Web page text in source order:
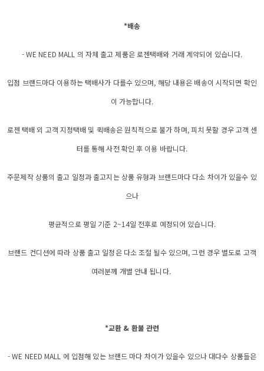
*배송
- WE NEED MALL 의 자체 출고 제품은 로젠택배와 거래 계약되어 있습니다.
입점 브랜드마다 이용하는 택배사가 다를수 있으며, 해당 내용은 배송이 시작되면 확인
이 가능합니다.
로젠 택배 외 고객 지정택배 및 퀵배송은 원칙적으로 불가 하며, 피치 못할 경우 고객 센
터를 통해 사전 확인 후 이용 바랍니다.
주문제작 상품의 출고 일정과 출고지는 상품 유형과 브랜드마다 다소 차이가 있을수 있
으나
평균적으로 평일 기준 2~14일 전후로 예정되어 있습니다.
브랜드 컨디션에 따라 상품 출고 일정은 다소 조절 될수 있으며, 그런 경우 별도로 고객
여러분께 개별 안내 됩니다.
*교환 & 환불 관련
- WE NEED MALL 에 입점해 있는 브랜드 마다 차이가 있을수 있으나 대다수 상품들은